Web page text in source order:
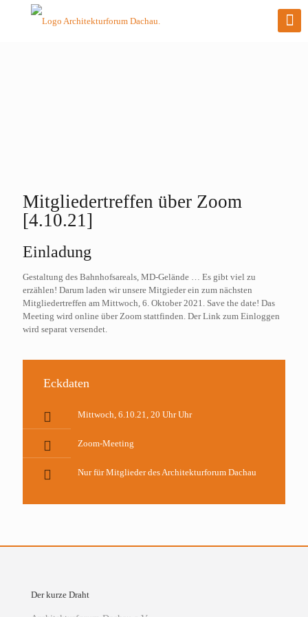
Mitgliedertreffen über Zoom
[4.10.21]
Einladung
Gestaltung des Bahnhofsareals, MD-Gelände … Es gibt viel zu
erzählen! Darum laden wir unsere Mitgieder ein zum nächsten
Mitgliedertreffen am Mittwoch, 6. Oktober 2021. Save the date! Das
Meeting wird online über Zoom stattfinden. Der Link zum Einloggen
wird separat versendet.
Eckdaten
Mittwoch, 6.10.21, 20 Uhr Uhr
Zoom-Meeting
Nur für Mitglieder des Architekturforum Dachau
Der kurze Draht